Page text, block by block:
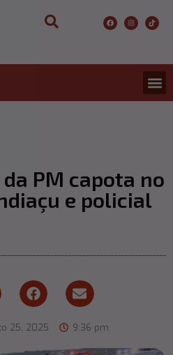
PM capota no
e policial
25, 2025 9:36 pm